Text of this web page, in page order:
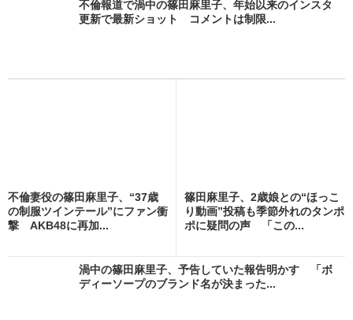
不倫報道で渦中の篠田麻里子、年始以来のインスタ
更新で最新ショット コメントは制限...
不倫妻役の篠田麻里子、“37歳
の制服ツインテール”にファン衝
撃 AKB48に再加...
篠田麻里子、2歳娘との“ほっこ
り動画”投稿も季節外れのタンポ
ポに疑問の声 「この...
渦中の篠田麻里子、予告していた報告明かす 「ボ
ディーソープのブランド名が決まった...